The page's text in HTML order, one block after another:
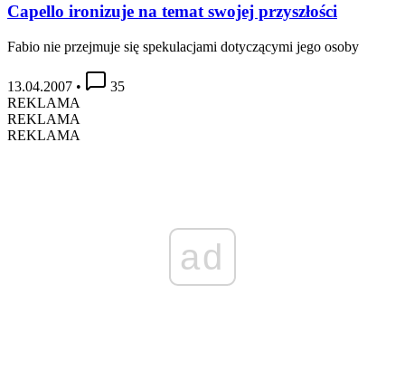
Capello ironizuje na temat swojej przyszłości
Fabio nie przejmuje się spekulacjami dotyczącymi jego osoby
13.04.2007 •
35
REKLAMA
REKLAMA
REKLAMA
ad